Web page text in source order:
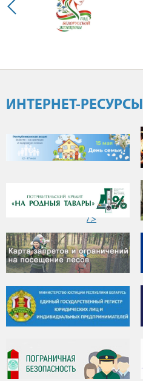
ИНТЕРНЕТ-РЕСУРСЫ
"
/>